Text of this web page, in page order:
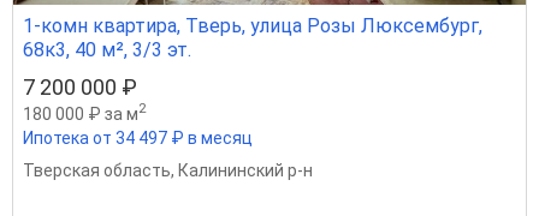
1-комн квартира, Тверь, улица Розы Люксембург,
68к3, 40 м², 3/3 эт.
7 200 000 ₽
180 000 ₽ за м2
Ипотека от 34 497 ₽ в месяц
Тверская область, Калининский р-н